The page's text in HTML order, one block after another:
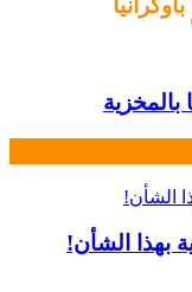
بهذا الشأن!